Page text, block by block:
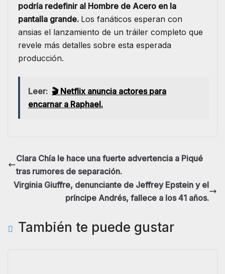
podría redefinir al Hombre de Acero en la
pantalla grande. Los fanáticos esperan con
ansias el lanzamiento de un tráiler completo que
revele más detalles sobre esta esperada
producción.
Leer: 🎬 Netflix anuncia actores para
encarnar a Raphael.
Clara Chía le hace una fuerte advertencia a Piqué
tras rumores de separación.
Virginia Giuffre, denunciante de Jeffrey Epstein y el
príncipe Andrés, fallece a los 41 años.
También te puede gustar